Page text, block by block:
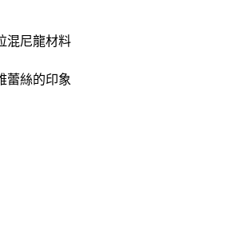
混尼龍材料
蕾絲的印象